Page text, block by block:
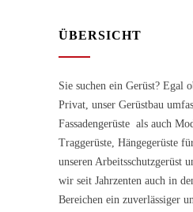
ÜBERSICHT
Sie suchen ein Gerüst? Egal
Privat, unser Gerüstbau
Fassadengerüste als auch
Traggerüste, Hängegerüste
unseren Arbeitsschutzgerüst
wir seit Jahrzenten auch in
Bereichen ein zuverlässiger